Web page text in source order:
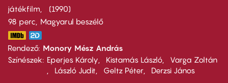
játékfilm
1990
98 perc,
Magyarul beszélő
Rendező Monory Mész András
Színészek
Eperjes Károly Kistamás László
Varga Zoltán
László Judit
Geltz Péter Derzsi János